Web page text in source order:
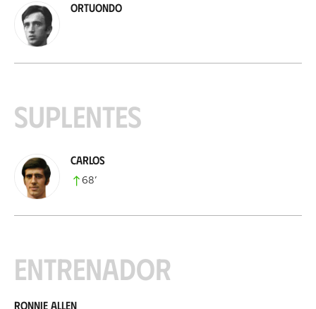
Ortuondo
Suplentes
Carlos
68’
Entrenador
Ronnie Allen